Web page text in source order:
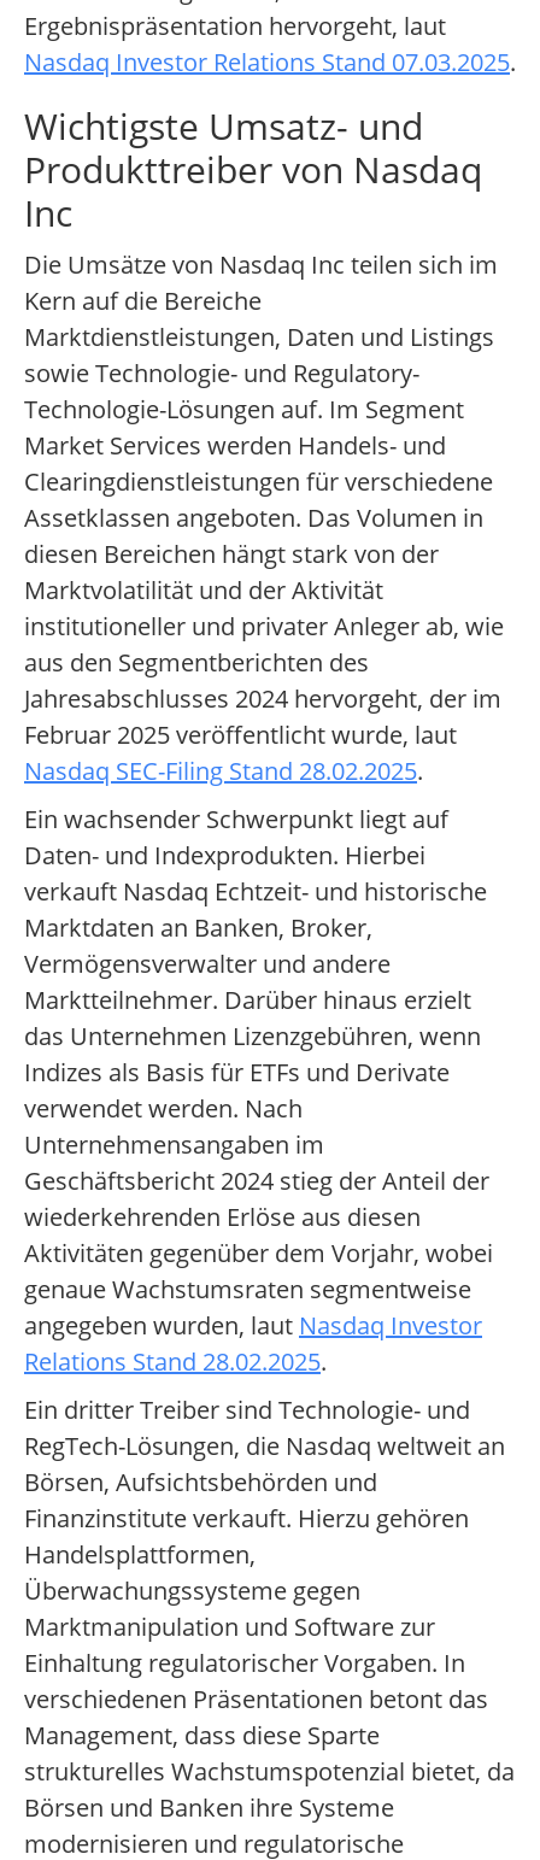
Ergebnispräsentation hervorgeht, laut
Nasdaq Investor Relations Stand 07.03.2025.
Wichtigste Umsatz- und
Produkttreiber von Nasdaq
Inc
Die Umsätze von Nasdaq Inc teilen sich im
Kern auf die Bereiche
Marktdienstleistungen, Daten und Listings
sowie Technologie- und Regulatory-
Technologie-Lösungen auf. Im Segment
Market Services werden Handels- und
Clearingdienstleistungen für verschiedene
Assetklassen angeboten. Das Volumen in
diesen Bereichen hängt stark von der
Marktvolatilität und der Aktivität
institutioneller und privater Anleger ab, wie
aus den Segmentberichten des
Jahresabschlusses 2024 hervorgeht, der im
Februar 2025 veröffentlicht wurde, laut
Nasdaq SEC-Filing Stand 28.02.2025.
Ein wachsender Schwerpunkt liegt auf
Daten- und Indexprodukten. Hierbei
verkauft Nasdaq Echtzeit- und historische
Marktdaten an Banken, Broker,
Vermögensverwalter und andere
Marktteilnehmer. Darüber hinaus erzielt
das Unternehmen Lizenzgebühren, wenn
Indizes als Basis für ETFs und Derivate
verwendet werden. Nach
Unternehmensangaben im
Geschäftsbericht 2024 stieg der Anteil der
wiederkehrenden Erlöse aus diesen
Aktivitäten gegenüber dem Vorjahr, wobei
genaue Wachstumsraten segmentweise
angegeben wurden, laut Nasdaq Investor
Relations Stand 28.02.2025.
Ein dritter Treiber sind Technologie- und
RegTech-Lösungen, die Nasdaq weltweit an
Börsen, Aufsichtsbehörden und
Finanzinstitute verkauft. Hierzu gehören
Handelsplattformen,
Überwachungssysteme gegen
Marktmanipulation und Software zur
Einhaltung regulatorischer Vorgaben. In
verschiedenen Präsentationen betont das
Management, dass diese Sparte
strukturelles Wachstumspotenzial bietet, da
Börsen und Banken ihre Systeme
modernisieren und regulatorische